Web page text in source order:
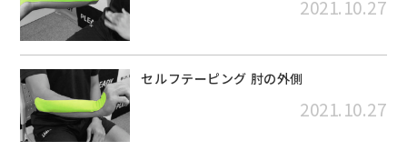
2021.10.27
セルフテーピング 肘の外側
2021.10.27